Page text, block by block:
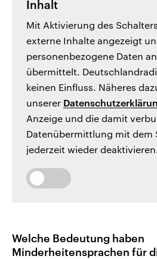
Inhalt
Mit Aktivierung des
externe Inhalte angezeigt
personenbezogene Daten
übermittelt.
keinen Einfluss. Näheres
unserer
Anzeige und die damit
Datenübermittlung mit dem
jederzeit wieder deaktivieren.
Welche Bedeutung haben
Minderheitensprachen für